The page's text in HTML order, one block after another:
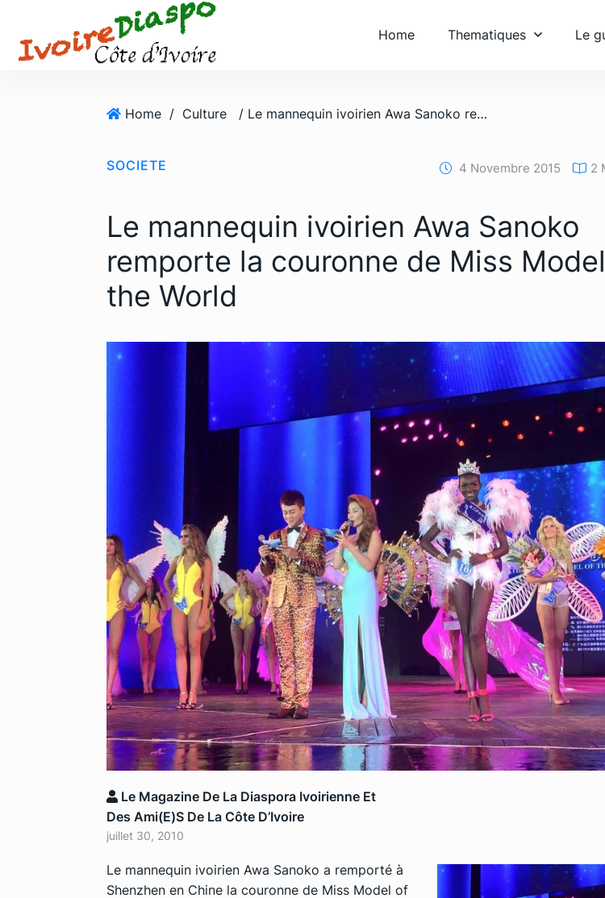
Home Thematiques Le
Home / Culture / Le mannequin ivoirien Awa Sanoko remporte la couronne de Miss Model of the World
SOCIETE 4 Novembre 2015 2
Le mannequin ivoirien Awa Sanoko
remporte la couronne de Miss
the World
Le Magazine De La Diaspora Ivoirienne Et
Des Ami(e)s De La Côte D’Ivoire
juillet 30, 2010
Le mannequin ivoirien Awa Sanoko a remporté à
Shenzhen en Chine la couronne de Miss Model of